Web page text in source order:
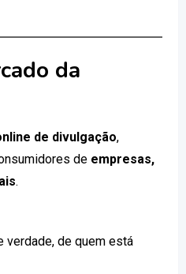
da
de divulgação,
de empresas,
.
de quem está